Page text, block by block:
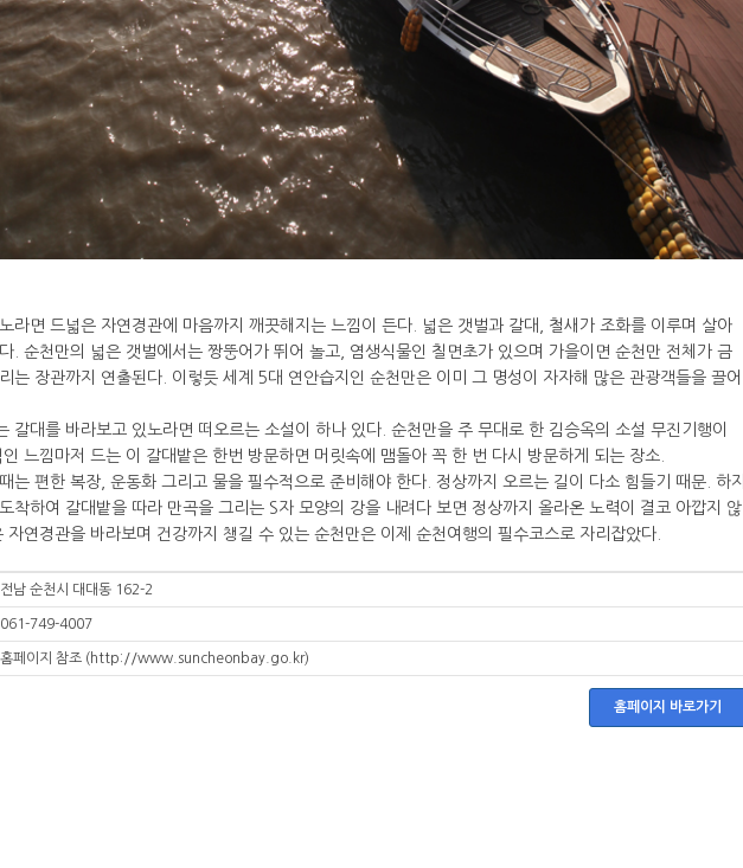
라면 드넓은 자연경관에 마음까지 깨끗해지는 느낌이 든다. 넓은 갯벌과 갈대, 철새가 조화를 이루며 살아
. 순천만의 넓은 갯벌에서는 짱뚱어가 뛰어 놀고, 염생식물인 칠면초가 있으며 가을이면 순천만 전체가 금
는 장관까지 연출된다. 이렇듯 세계 5대 연안습지인 순천만은 이미 그 명성이 자자해 많은 관광객들을 끌어
갈대를 바라보고 있노라면 떠오르는 소설이 하나 있다. 순천만을 주 무대로 한 김승옥의 소설 무진기행이
느낌마저 드는 이 갈대밭은 한번 방문하면 머릿속에 맴돌아 꼭 한 번 다시 방문하게 되는 장소.
는 편한 복장, 운동화 그리고 물을 필수적으로 준비해야 한다. 정상까지 오르는 길이 다소 힘들기 때문. 하지
착하여 갈대밭을 따라 만곡을 그리는 S자 모양의 강을 내려다 보면 정상까지 올라온 노력이 결코 아깝지 않
자연경관을 바라보며 건강까지 챙길 수 있는 순천만은 이제 순천여행의 필수코스로 자리잡았다.
전남 순천시 대대동 162-2
061-749-4007
홈페이지 참조 (http://www.suncheonbay.go.kr)
홈페이지 바로가기